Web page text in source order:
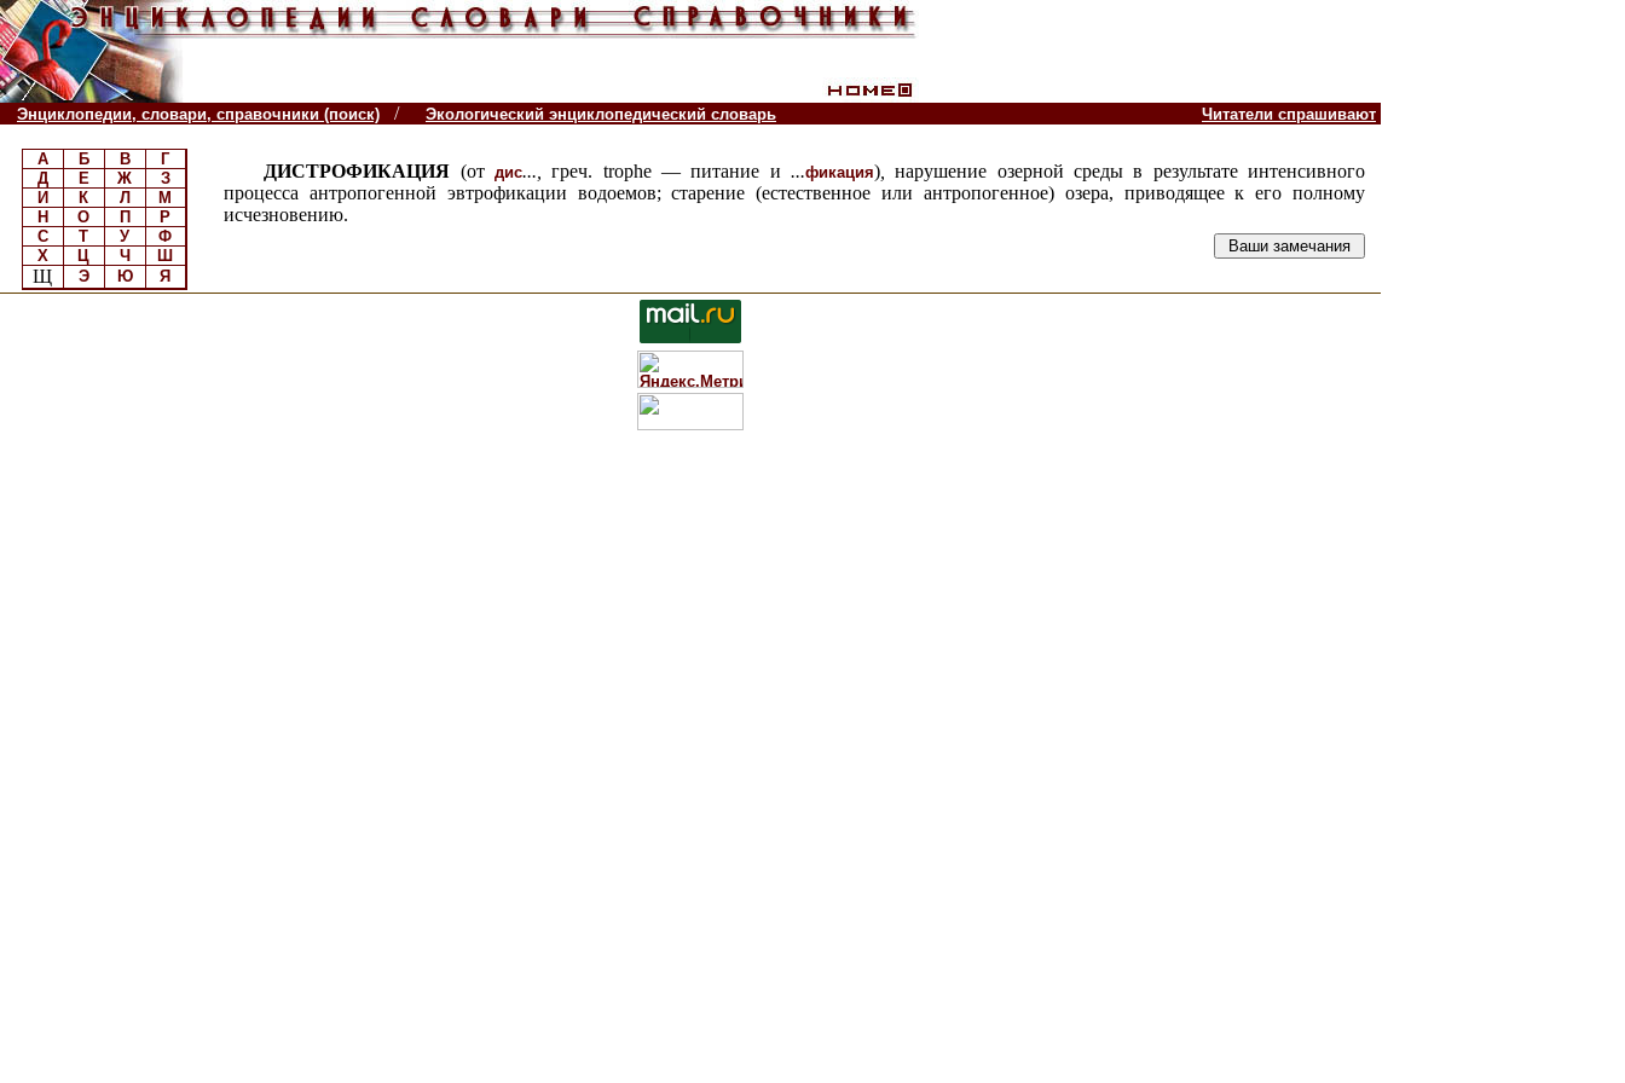
Энциклопедии, словари, справочники (поиск) / Экологический энциклопедический словарь Читатели спрашивают
А Б В
Г
Д
Е Ж
З
И
К Л
М
Н
О П
Р
С
Т У
Ф
Х
Ц Ч Ш
Щ Э Ю Я
ДИСТРОФИКАЦИЯ (отдис...,греч. trophe — питание и...фикация) ,нарушение озерной среды в результате интенсивного
процесса антропогенной эвтрофикации водоемов; старение (естественное или антропогенное) озера, приводящее к его полному
исчезновению.